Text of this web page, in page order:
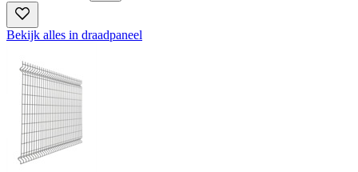
Bekijk alles in draadpaneel